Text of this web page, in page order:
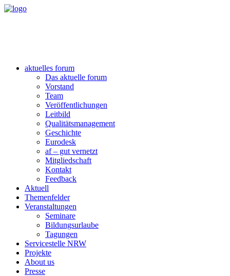
aktuelles forum
Das aktuelle forum
Vorstand
Team
Veröffentlichungen
Leitbild
Qualitätsmanagement
Geschichte
Eurodesk
af – gut vernetzt
Mitgliedschaft
Kontakt
Feedback
Aktuell
Themenfelder
Veranstaltungen
Seminare
Bildungsurlaube
Tagungen
Servicestelle NRW
Projekte
About us
Presse